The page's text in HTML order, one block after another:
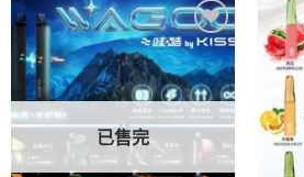
到
NT$350
Add to
wishlist
已售完